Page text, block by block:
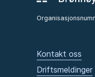
Kontakt oss
Driftsmeldinger